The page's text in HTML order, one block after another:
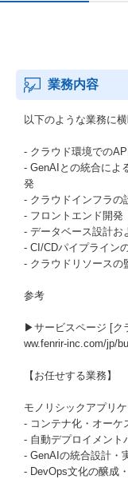
業務内容
以下のような業務に
- クラウド環境での
- GenAIとの統合によ
発
- クラウドインフラの
- フロントエンド開発
- データベース設計お
- CI/CDパイプライン
- クラウドリソースの
参考
▶︎サービスページ [ク
ww.fenrir-inc.com/jp/
【お任せする業務】
モノリシックアプリ
- コンテナ化・オーケ
- 自動デプロイメント
- GenAIの統合設計・
- DevOps文化の醸成